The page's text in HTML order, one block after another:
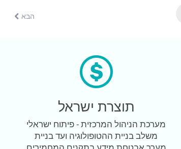
הבא
תוצרת ישראל
מערכת הניהול המרכזית - פיתוח ישראלי
משלב בניית ההטופולוגיה ועד בניית